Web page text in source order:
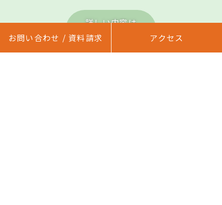
詳しい内容は
こちら
お問い合わせ / 資料請求 アクセス
お問い合わせ / 資料請求 アクセス